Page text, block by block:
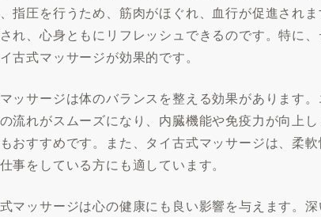
指圧を行うため、筋肉がほぐれ、血行が促進され
れ、心身ともにリフレッシュできるのです。特に
古式マッサージが効果的です。
ッサージは体のバランスを整える効果があります
流れがスムーズになり、内臓機能や免疫力が向上
おすすめです。また、タイ古式マッサージは、柔
事をしている方にも適しています。
マッサージは心の健康にも良い影響を与えます。